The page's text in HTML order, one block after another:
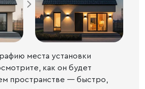
места установки
как он будет
пространстве — быстро,